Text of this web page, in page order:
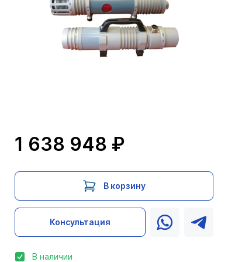
1 638 948 ₽
В корзину
Консультация
В наличии